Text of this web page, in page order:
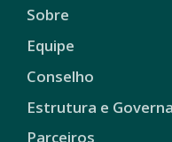
Sobre
Equipe
Conselho
Estrutura e
Parceiros